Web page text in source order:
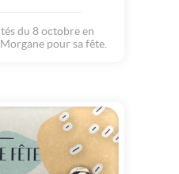
du 8 octobre en
pour sa fête.